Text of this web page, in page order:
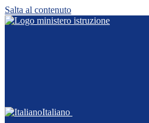
Salta al contenuto
Italiano